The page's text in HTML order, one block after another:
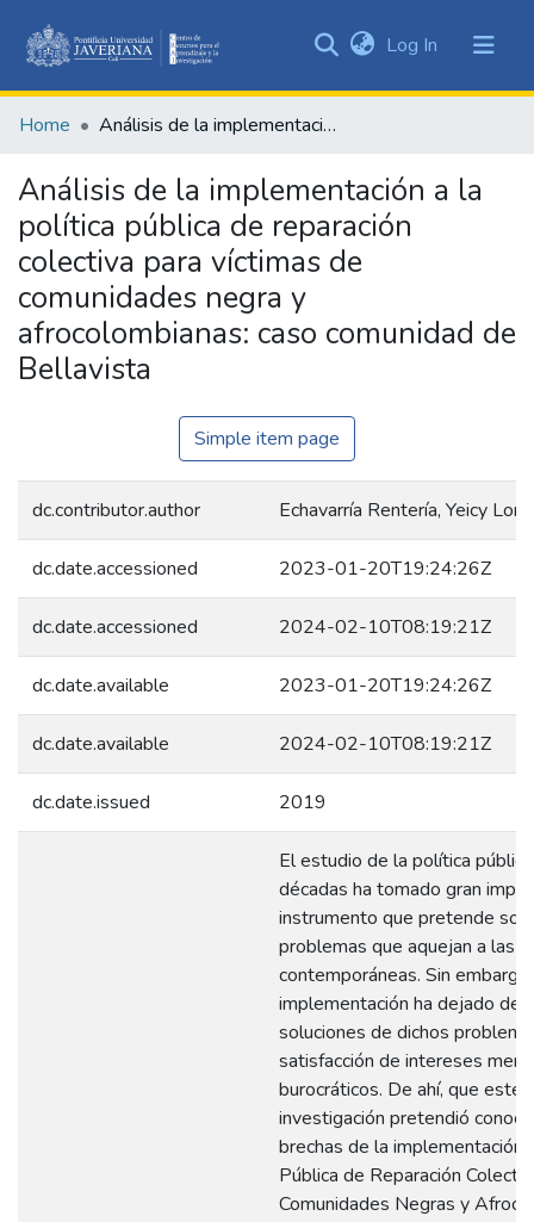
&
Collections
All of DSpace
Statistics
Log In (current)
Home Análisis de la implementación a la política pública de reparación colectiva para víctimas de comunidades negra y afrocolombianas: caso comunidad de Bellavista
Análisis de la implementación a la
política pública de reparación
colectiva para víctimas de
comunidades negra y
afrocolombianas: caso comunidad de
Bellavista
Simple item page
dc.contributor.author Echavarría Rentería, Yeicy
dc.date.accessioned 2023-01-20T19:24:26Z
dc.date.accessioned 2024-02-10T08:19:21Z
dc.date.available 2023-01-20T19:24:26Z
dc.date.available 2024-02-10T08:19:21Z
dc.date.issued 2019
El estudio de la política
décadas ha tomado gran
instrumento que pretende
problemas que aquejan a las
contemporáneas. Sin
implementación ha dejado de
soluciones de dichos
satisfacción de intereses
burocráticos. De ahí, que este
investigación pretendió
brechas de la implementación
Pública de Reparación
Comunidades Negras y